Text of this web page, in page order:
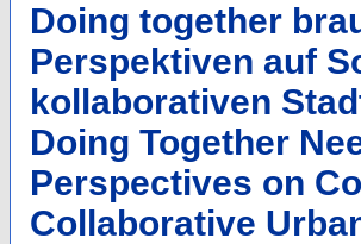
Doing together
Perspektiven auf
kollaborativen
Doing Together
Perspectives on
Collaborative